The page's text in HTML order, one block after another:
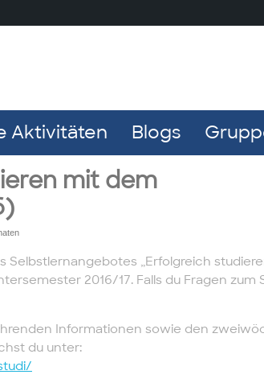
Aktivitäten Blogs
mit dem
Selbstlernangebotes „Erfolgreich
2016/17. Falls du Fragen zum
Informationen sowie den
du unter: